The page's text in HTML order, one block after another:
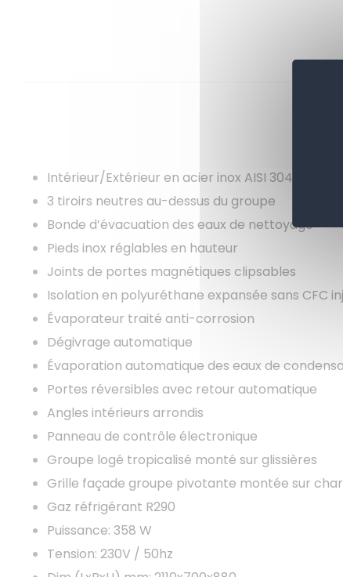
Intérieur/Extérieur en acier inox AISI 304 sauf
3 tiroirs neutres au-dessus du groupe
Bonde d’évacuation des eaux de nettoyage
Pieds inox réglables en hauteur
Joints de portes magnétiques clipsables
Isolation en polyuréthane expansée sans CFC
Évaporateur traité anti-corrosion
Dégivrage automatique
Évaporation automatique des eaux de
Portes réversibles avec retour automatique
Angles intérieurs arrondis
Panneau de contrôle électronique
Groupe logé tropicalisé monté sur glissières
Grille façade groupe pivotante montée sur
Gaz réfrigérant R290
Puissance: 358 W
Tension: 230V / 50hz